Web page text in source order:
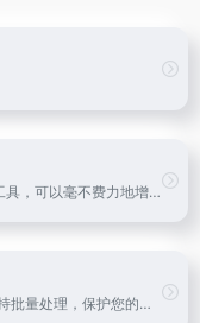
Waifu2x是一个简单的图像缩放和降噪工具，可以毫不费力地增加图像的大小。开发人员使Waifu2x具有可靠的Waifu2x图像缩放器· HUGEIFY!! · 图像大小翻倍！·没有像素化，没有模糊·专门用于动漫和漫画风格。
高效、安全、简单的图片压缩工具，支持批量处理，保护您的隐私